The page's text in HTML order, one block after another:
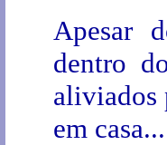
Apesar
dentro
aliviados
em casa...